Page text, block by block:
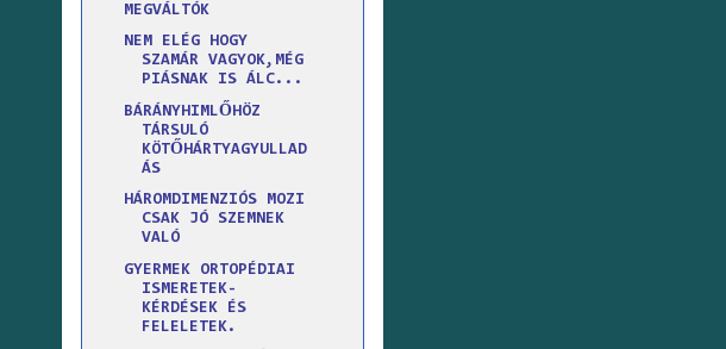
MEGVÁLTÓK
NEM ELÉG HOGY
SZAMÁR VAGYOK,MÉG
PIÁSNAK IS ÁLC...
BÁRÁNYHIMLŐHÖZ
TÁRSULÓ
KÖTŐHÁRTYAGYULLAD
ÁS
HÁROMDIMENZIÓS MOZI
CSAK JÓ SZEMNEK
VALÓ
GYERMEK ORTOPÉDIAI
ISMERETEK-
KÉRDÉSEK ÉS
FELELETEK.